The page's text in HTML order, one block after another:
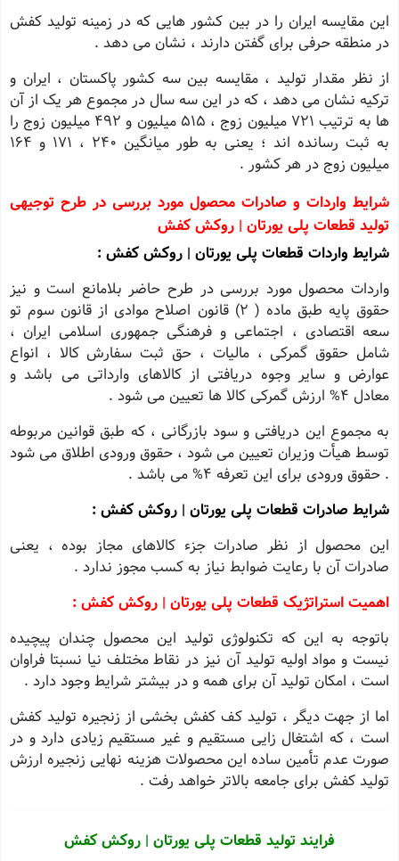
این مقایسه ایران را در بین کشور هایی که در زمینه تولید کفش
در منطقه حرفی برای گفتن دارند ، نشان می دهد .
از نظر مقدار تولید ، مقایسه بین سه کشور پاکستان ، ایران و
ترکیه نشان می دهد ، که در این سه سال در مجموع هر یک از آن
ها به ترتیب 721 میلیون زوج ، 515 میلیون و 492 میلیون زوج را
به ثبت رسانده اند ؛ یعنی به طور میانگین 240 ، 171 و 164
میلیون زوج در هر کشور .
شرایط واردات و صادرات محصول مورد بررسی در طرح توجیهی
تولید قطعات پلی یورتان | روکش کفش
شرایط واردات قطعات پلی یورتان | روکش کفش :
واردات محصول مورد بررسی در طرح حاضر بلامانع است و نیز
حقوق پایه طبق ماده ( ٢) قانون اصلاح موادی از قانون سوم تو
سعه اقتصادی ، اجتماعی و فرهنگی جمهوری اسلامی ایران ،
شامل حقوق گمرکی ، مالیات ، حق ثبت سفارش کالا ، انواع
عوارض و سایر وجوه دریافتی از کالاهای وارداتی می باشد و
معادل ۴% ارزش گمرکی کالا ها تعیین می شود .
به مجموع این دریافتی و سود بازرگانی ، که طبق قوانین مربوطه
توسط هیأت وزیران تعیین می شود ، حقوق ورودی اطلاق می شود
. حقوق ورودی برای این تعرفه ۴% می باشد .
شرایط صادرات قطعات پلی یورتان | روکش کفش :
این محصول از نظر صادرات جزء کالاهای مجاز بوده ، یعنی
صادرات آن با رعایت ضوابط نیاز به کسب مجوز ندارد .
اهمیت استراتژیک قطعات پلی یورتان | روکش کفش :
باتوجه به این که تکنولوژی تولید این محصول چندان پیچیده
نیست و مواد اولیه تولید آن نیز در نقاط مختلف نیا نسبتا فراوان
است ، امکان تولید آن برای همه و در بیشتر شرایط وجود دارد .
اما از جهت دیگر ، تولید کف کفش بخشی از زنجیره تولید کفش
است ، که اشتغال زایی مستقیم و غیر مستقیم زیادی دارد و در
صورت عدم تأمین ساده این محصولات هزینه نهایی زنجیره ارزش
تولید کفش برای جامعه بالاتر خواهد رفت .
فرایند تولید قطعات پلی یورتان | روکش کفش